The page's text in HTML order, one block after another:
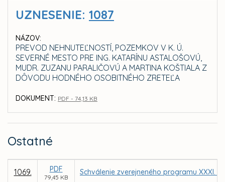
UZNESENIE: 1087
NÁZOV:
PREVOD NEHNUTEĽNOSTÍ, POZEMKOV V K. Ú.
SEVERNÉ MESTO PRE ING. KATARÍNU ASTALOŠOVÚ,
MUDR. ZUZANU PARALIČOVÚ A MARTINA KOŠTIALA Z
DÔVODU HODNÉHO OSOBITNÉHO ZRETEĽA
DOKUMENT: PDF - 74,13 KB
Ostatné
1069. PDF
79,45 KB
Schválenie zverejneného programu XXXI.